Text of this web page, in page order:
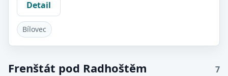
Detail
Bílovec
Frenštát pod Radhoštěm 7